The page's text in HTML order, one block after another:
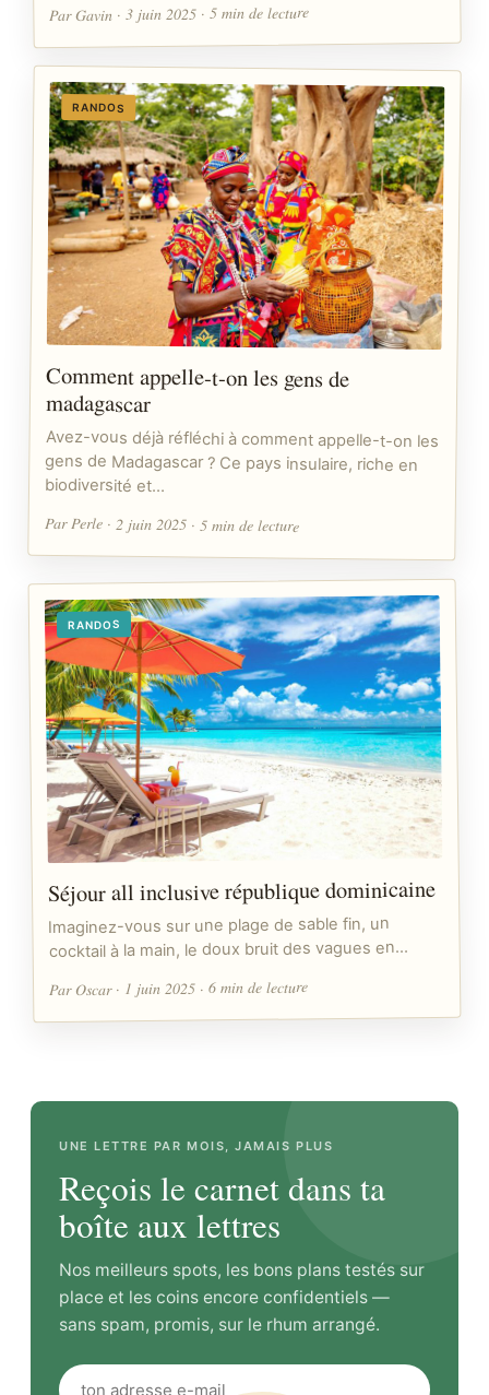
Par Gavin · 3 juin 2025 · 5 min de lecture
RANDOS
Comment appelle-t-on les gens de
madagascar
Avez-vous déjà réfléchi à comment appelle-t-on les
gens de Madagascar ? Ce pays insulaire, riche en
biodiversité et…
Par Perle · 2 juin 2025 · 5 min de lecture
RANDOS
Séjour all inclusive république dominicaine
Imaginez-vous sur une plage de sable fin, un
cocktail à la main, le doux bruit des vagues en…
Par Oscar · 1 juin 2025 · 6 min de lecture
UNE LETTRE PAR MOIS, JAMAIS PLUS
Reçois le carnet dans ta
boîte aux lettres
Nos meilleurs spots, les bons plans testés sur
place et les coins encore confidentiels —
sans spam, promis, sur le rhum arrangé.